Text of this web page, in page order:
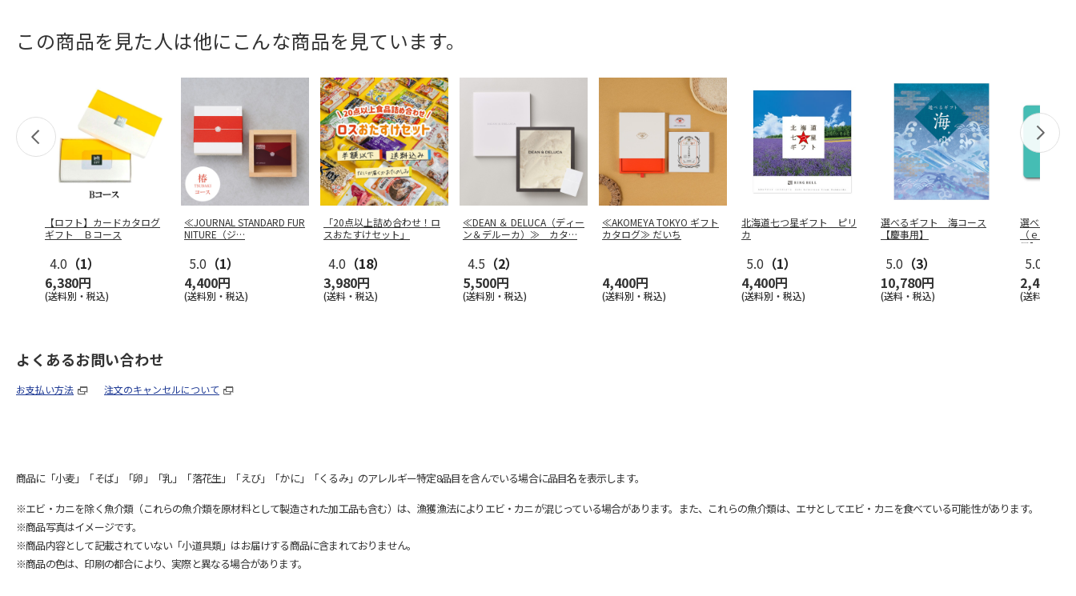
この商品を見た人は他にこんな商品を見ています。
【ロフト】カードカタログ
ギフト Ｂコース
4.0 （1）
6,380円
(送料別・税込)
≪JOURNAL STANDARD FUR
NITURE（ジ…
5.0 （1）
4,400円
(送料別・税込)
「20点以上詰め合わせ！ロ
スおたすけセット」
4.0 （18）
3,980円
(送料・税込)
≪DEAN ＆ DELUCA（ディー
ン＆デルーカ）≫ カタ…
4.5 （2）
5,500円
(送料別・税込)
≪AKOMEYA TOKYO ギフト
カタログ≫ だいち
4,400円
(送料別・税込)
北海道七つ星ギフト ピリ
カ
5.0 （1）
4,400円
(送料別・税込)
選べるギフト 海コース
【慶事用】
5.0 （3）
10,780円
(送料・税込)
選べるギフ
（ｅ－Ｇｉ
用】
5.0
2,430円
(送料・税込)
よくあるお問い合わせ
お支払い方法 注文のキャンセルについて
商品に「小麦」「そば」「卵」「乳」「落花生」「えび」「かに」「くるみ」のアレルギー特定8品目を含んでいる場合に品目名を表示します。
※エビ・カニを除く魚介類（これらの魚介類を原材料として製造された加工品も含む）は、漁獲漁法によりエビ・カニが混じっている場合があります。また、これらの魚介類は、エサとしてエビ・カニを食べている可能性があります。
※商品写真はイメージです。
※商品内容として記載されていない「小道具類」はお届けする商品に含まれておりません。
※商品の色は、印刷の都合により、実際と異なる場合があります。